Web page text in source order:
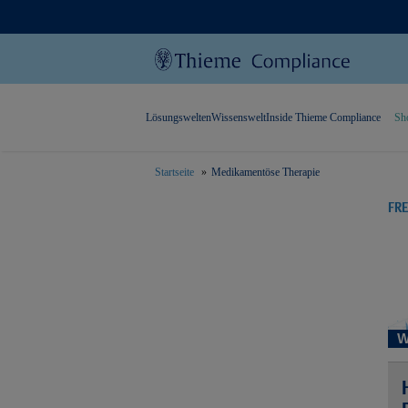
LösungsweltenWissensweltInside Thieme Compliance
Startseite Medikamentöse Therapie